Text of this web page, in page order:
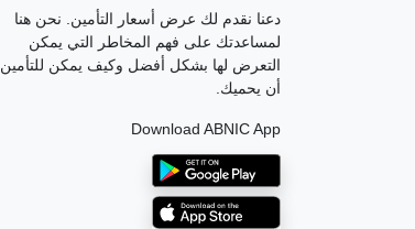
دعنا نقدم لك عرض أسعار التأمين. نحن هنا
لمساعدتك على فهم المخاطر التي يمكن
التعرض لها بشكل أفضل وكيف يمكن للتأمين
أن يحميك.
Download ABNIC App